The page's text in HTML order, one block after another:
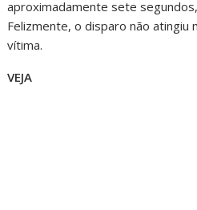
aproximadamente sete
Felizmente, o disparo não atingiu
vítima.
VEJA